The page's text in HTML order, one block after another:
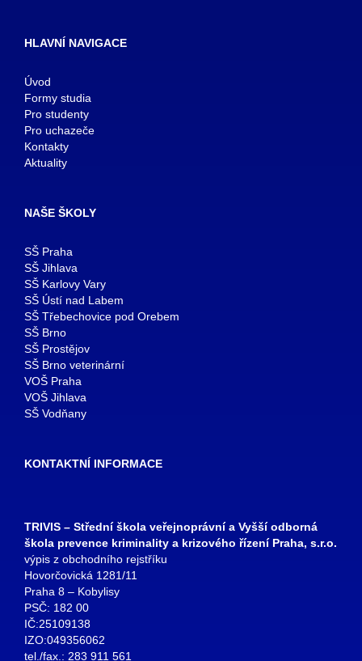
HLAVNÍ NAVIGACE
Úvod
Formy studia
Pro studenty
Pro uchazeče
Kontakty
Aktuality
NAŠE ŠKOLY
SŠ Praha
SŠ Jihlava
SŠ Karlovy Vary
SŠ Ústí nad Labem
SŠ Třebechovice pod Orebem
SŠ Brno
SŠ Prostějov
SŠ Brno veterinární
VOŠ Praha
VOŠ Jihlava
SŠ Vodňany
KONTAKTNÍ INFORMACE
TRIVIS – Střední škola veřejnoprávní a Vyšší odborná
škola prevence kriminality a krizového řízení Praha, s.r.o.
výpis z obchodního rejstříku
Hovorčovická 1281/11
Praha 8 – Kobylisy
PSČ: 182 00
IČ:25109138
IZO:049356062
tel./fax.: 283 911 561